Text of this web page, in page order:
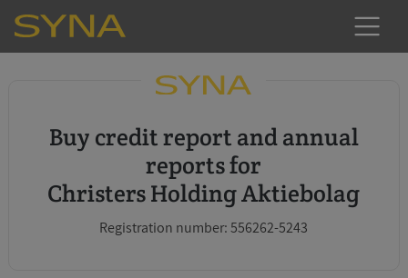
Buy credit report and annual
reports for
Christers Holding Aktiebolag
Registration number: 556262-5243